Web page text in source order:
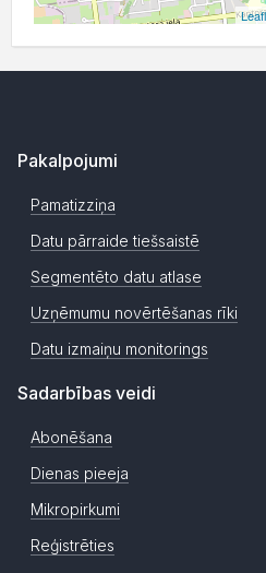
Pakalpojumi
Pamatizziņa
Datu pārraide tiešsaistē
Segmentēto datu atlase
Uzņēmumu novērtēšanas rīki
Datu izmaiņu monitorings
Sadarbības veidi
Abonēšana
Dienas pieeja
Mikropirkumi
Reģistrēties